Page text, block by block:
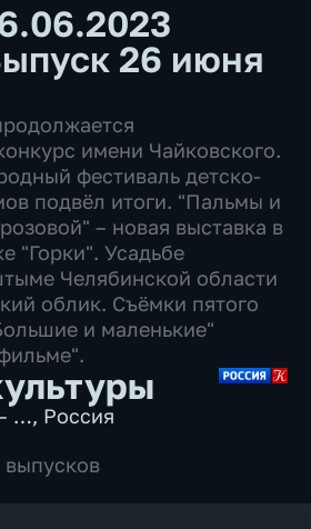
26 июня
имени Чайковского.
фестиваль детско-
подвёл итоги. "Пальмы и
– новая выставка в
"Горки". Усадьбе
Челябинской области
облик. Съёмки пятого
и маленькие"
…, Россия
выпусков